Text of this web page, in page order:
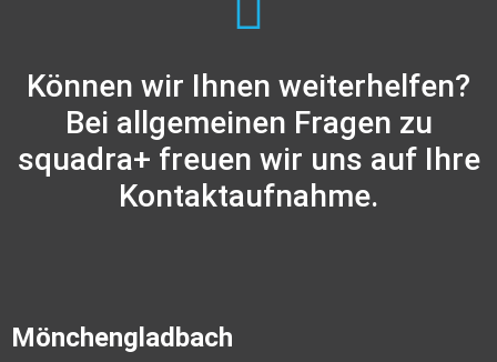
Können wir Ihnen weiterhelfen?
Bei allgemeinen Fragen zu
squadra+ freuen wir uns auf Ihre
Kontaktaufnahme.
Mönchengladbach